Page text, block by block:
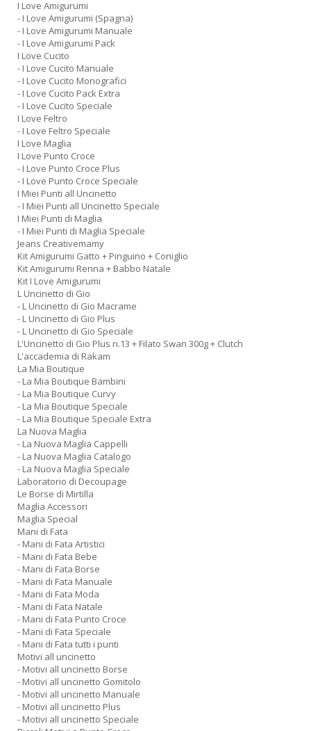
I Love Amigurumi
- I Love Amigurumi (Spagna)
- I Love Amigurumi Manuale
- I Love Amigurumi Pack
I Love Cucito
- I Love Cucito Manuale
- I Love Cucito Monografici
- I Love Cucito Pack Extra
- I Love Cucito Speciale
I Love Feltro
- I Love Feltro Speciale
I Love Maglia
I Love Punto Croce
- I Love Punto Croce Plus
- I Love Punto Croce Speciale
I Miei Punti all Uncinetto
- I Miei Punti all Uncinetto Speciale
I Miei Punti di Maglia
- I Miei Punti di Maglia Speciale
Jeans Creativemamy
Kit Amigurumi Gatto + Pinguino + Coniglio
Kit Amigurumi Renna + Babbo Natale
Kit I Love Amigurumi
L Uncinetto di Gio
- L Uncinetto di Gio Macrame
- L Uncinetto di Gio Plus
- L Uncinetto di Gio Speciale
L'Uncinetto di Gio Plus n.13 + Filato Swan 300g + Clutch
L'accademia di Rakam
La Mia Boutique
- La Mia Boutique Bambini
- La Mia Boutique Curvy
- La Mia Boutique Speciale
- La Mia Boutique Speciale Extra
La Nuova Maglia
- La Nuova Maglia Cappelli
- La Nuova Maglia Catalogo
- La Nuova Maglia Speciale
Laboratorio di Decoupage
Le Borse di Mirtilla
Maglia Accessori
Maglia Special
Mani di Fata
- Mani di Fata Artistici
- Mani di Fata Bebe
- Mani di Fata Borse
- Mani di Fata Manuale
- Mani di Fata Moda
- Mani di Fata Natale
- Mani di Fata Punto Croce
- Mani di Fata Speciale
- Mani di Fata tutti i punti
Motivi all uncinetto
- Motivi all uncinetto Borse
- Motivi all uncinetto Gomitolo
- Motivi all uncinetto Manuale
- Motivi all uncinetto Plus
- Motivi all uncinetto Speciale